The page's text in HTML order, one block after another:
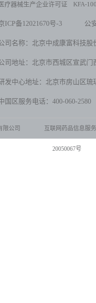
疗器械生产企业许可证 KFA-
ICP备12021670号-3 公
司名称：北京中成康富科技股
司地址：北京市西城区宣武门
发中心地址：北京市房山区琉
国区服务电话：400-060-2580
限公司 互联网药品信息服
20050067号